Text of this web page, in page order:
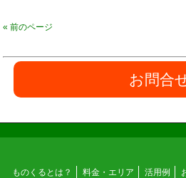
« 前のページ
お問合
ものくるとは？ 料金・エリア 活用例